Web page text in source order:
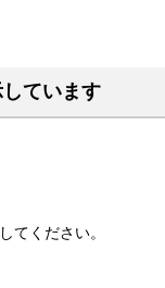
ています
てください。